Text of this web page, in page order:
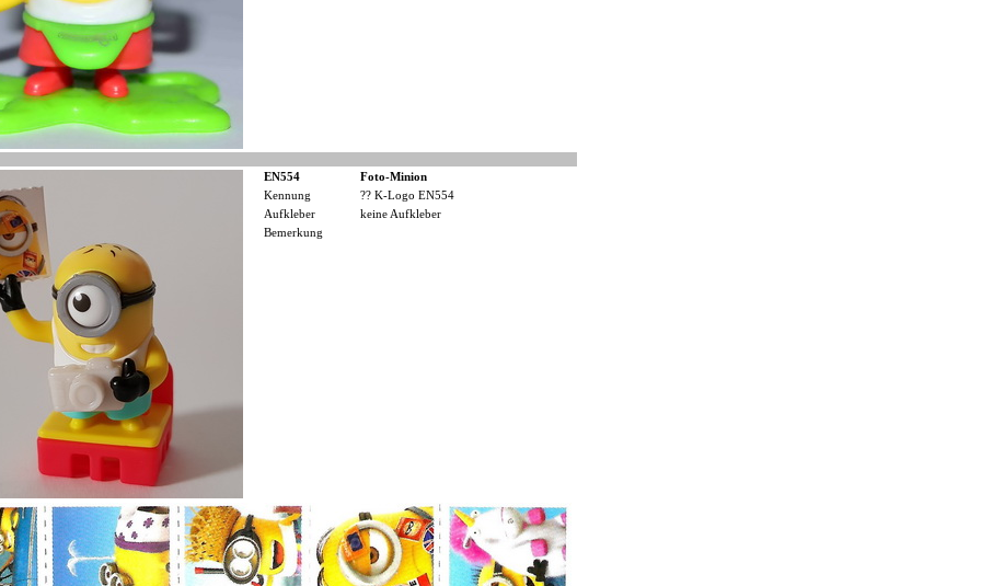
EN554
Foto-Minion
Kennung
?? K-Logo EN554
Aufkleber
keine Aufkleber
Bemerkung